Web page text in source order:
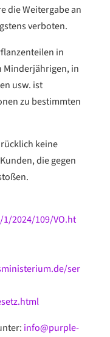
die Weitergabe an
verboten.
in
Minderjährigen, in
usw. ist
zu bestimmten
keine
die gegen
2024/109/VO.ht
ser
info@purple-